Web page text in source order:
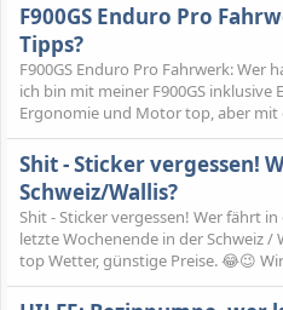
F900GS Enduro Pro
Tipps?
F900GS Enduro Pro Fahrwerk: Wer
ich bin mit meiner F900GS
Ergonomie und Motor top, aber mit
Shit - Sticker vergessen!
Schweiz/Wallis?
Shit - Sticker vergessen! Wer fährt in
letzte Wochenende in der Schweiz
top Wetter, günstige Preise. 😂😉